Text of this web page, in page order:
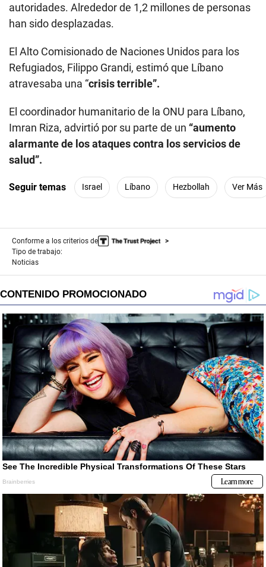
autoridades. Alrededor de 1,2 millones de personas
han sido desplazadas.
El Alto Comisionado de Naciones Unidos para los
Refugiados, Filippo Grandi, estimó que Líbano
atravesaba una “crisis terrible”.
El coordinador humanitario de la ONU para Líbano,
Imran Riza, advirtió por su parte de un “aumento
alarmante de los ataques contra los servicios de
salud”.
Seguir temas Israel Líbano Hezbollah Ver Más
Conforme a los criterios de
Tipo de trabajo:
Noticias